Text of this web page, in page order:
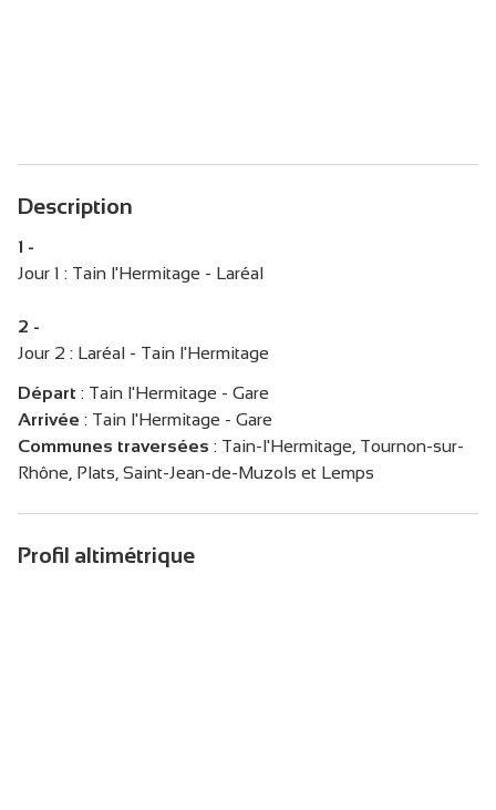
Description
1 -
Jour 1 : Tain l'Hermitage - Laréal
2 -
Jour 2 : Laréal - Tain l'Hermitage
Départ : Tain l'Hermitage - Gare
Arrivée : Tain l'Hermitage - Gare
Communes traversées : Tain-l'Hermitage, Tournon-sur-
Rhône, Plats, Saint-Jean-de-Muzols et Lemps
Profil altimétrique